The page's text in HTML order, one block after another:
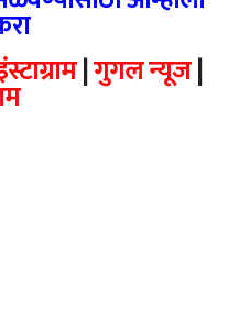
|गुगल न्यूज|